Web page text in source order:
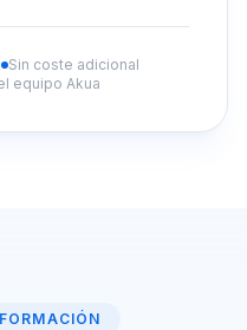
Sin coste adicional
equipo Akua